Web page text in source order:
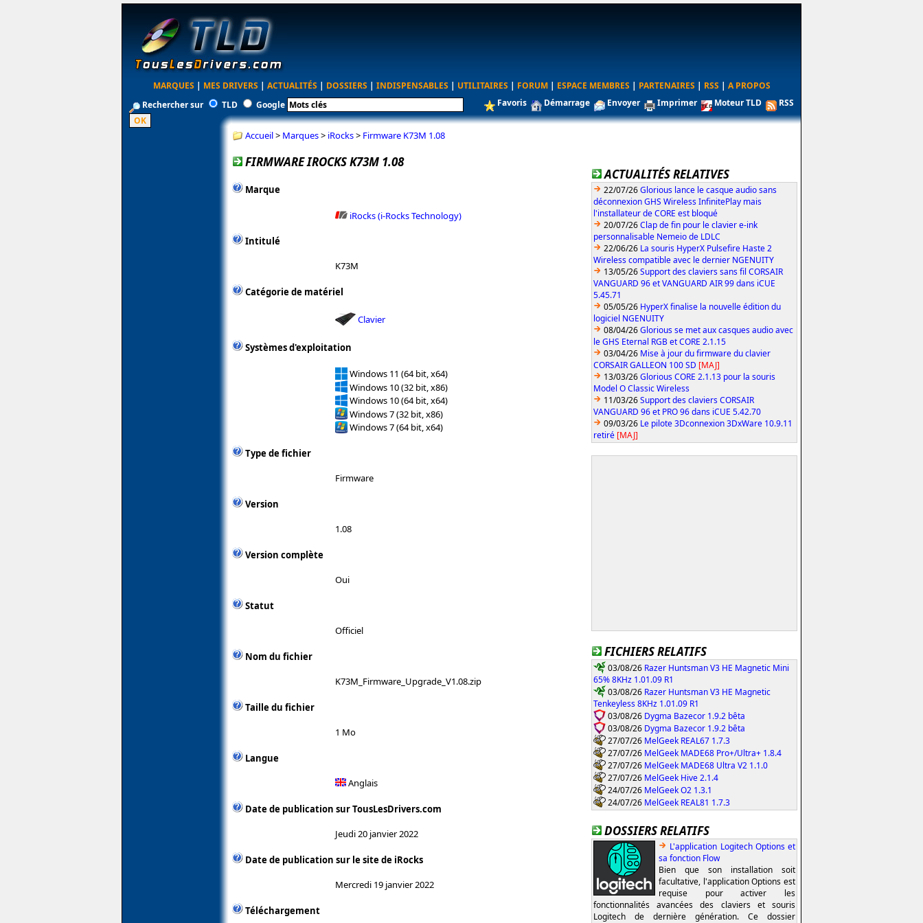
MARQUES | MES DRIVERS | ACTUALITÉS | DOSSIERS | INDISPENSABLES | UTILITAIRES | FORUM | ESPACE MEMBRES | PARTENAIRES | RSS | A PROPOS
Rechercher sur
TLD Google Favoris Démarrage Envoyer Imprimer Moteur TLD RSS
Accueil> Marques> iRocks> Firmware K73M 1.08
FIRMWARE IROCKS K73M 1.08
Marque
iRocks (i-Rocks Technology)
Intitulé
K73M
Catégorie de matériel
Clavier
Systèmes d'exploitation
Windows 11 (64 bit, x64)
Windows 10 (32 bit, x86)
Windows 10 (64 bit, x64)
Windows 7 (32 bit, x86)
Windows 7 (64 bit, x64)
Type de fichier
Firmware
Version
1.08
Version complète
Oui
Statut
Officiel
Nom du fichier
K73M_Firmware_Upgrade_V1.08.zip
Taille du fichier
1 Mo
Langue
Anglais
Date de publication sur TousLesDrivers.com
Jeudi 20 janvier 2022
Date de publication sur le site de iRocks
Mercredi 19 janvier 2022
Téléchargement
ACTUALITÉS RELATIVES
22/07/26Glorious lance le casque audio sans
déconnexion GHS Wireless InfinitePlay mais
l'installateur de CORE est bloqué
20/07/26Clap de fin pour le clavier e-ink
personnalisable Nemeio de LDLC
22/06/26 La souris HyperX Pulsefire Haste 2
Wireless compatible avec le dernier NGENUITY
13/05/26Support des claviers sans fil CORSAIR
VANGUARD 96 et VANGUARD AIR 99 dans iCUE
5.45.71
05/05/26 HyperX finalise la nouvelle édition du
logiciel NGENUITY
08/04/26Glorious se met aux casques audio avec
le GHS Eternal RGB et CORE 2.1.15
03/04/26 Mise à jour du firmware du clavier
CORSAIR GALLEON 100 SD [MAJ]
13/03/26Glorious CORE 2.1.13 pour la souris
Model O Classic Wireless
11/03/26Support des claviers CORSAIR
VANGUARD 96 et PRO 96 dans iCUE 5.42.70
09/03/26 Le pilote 3Dconnexion 3DxWare 10.9.11
retiré [MAJ]
FICHIERS RELATIFS
03/08/26 Razer Huntsman V3 HE Magnetic Mini
65% 8KHz 1.01.09 R1
03/08/26 Razer Huntsman V3 HE Magnetic
Tenkeyless 8KHz 1.01.09 R1
03/08/26 Dygma Bazecor 1.9.2 bêta
03/08/26 Dygma Bazecor 1.9.2 bêta
27/07/26 MelGeek REAL67 1.7.3
27/07/26 MelGeek MADE68 Pro+/Ultra+ 1.8.4
27/07/26 MelGeek MADE68 Ultra V2 1.1.0
27/07/26 MelGeek Hive 2.1.4
24/07/26 MelGeek O2 1.3.1
24/07/26 MelGeek REAL81 1.7.3
DOSSIERS RELATIFS
L'application Logitech Options et
sa fonction Flow
Bien que son installation soit
facultative, l'application Options est
requise pour activer les
fonctionnalités avancées des claviers et souris
Logitech de dernière génération. Ce dossier